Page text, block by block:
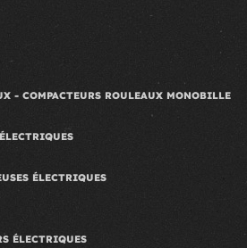
- COMPACTEURS ROULEAUX MONOBILLE
ÉLECTRIQUES
ÉLECTRIQUES